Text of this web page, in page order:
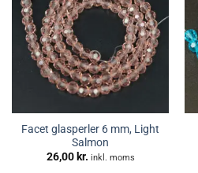
Facet glasperler 6 mm, Light
Salmon
26,00 kr. inkl. moms